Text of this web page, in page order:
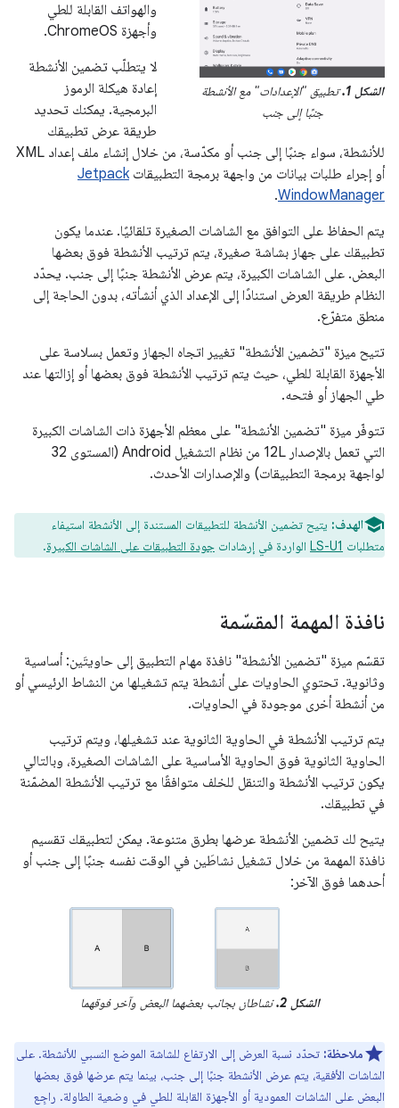
الشكل 1. تطبيق "الإعدادات" مع الأنشطة
جنبًا إلى جنب
والهواتف القابلة للطي
وأجهزة ChromeOS.
لا يتطلّب تضمين الأنشطة
إعادة هيكلة الرموز
البرمجية. يمكنك تحديد
طريقة عرض تطبيقك
للأنشطة، سواء جنبًا إلى جنب أو مكدّسة، من خلال إنشاء ملف إعداد XML
أو إجراء طلبات بيانات من واجهة برمجة التطبيقاتJetpack
WindowManager
.
يتم الحفاظ على التوافق مع الشاشات الصغيرة تلقائيًا. عندما يكون
تطبيقك على جهاز بشاشة صغيرة، يتم ترتيب الأنشطة فوق بعضها
البعض. على الشاشات الكبيرة، يتم عرض الأنشطة جنبًا إلى جنب. يحدّد
النظام طريقة العرض استنادًا إلى الإعداد الذي أنشأته، بدون الحاجة إلى
منطق متفرّع.
تتيح ميزة "تضمين الأنشطة" تغيير اتجاه الجهاز وتعمل بسلاسة على
الأجهزة القابلة للطي، حيث يتم ترتيب الأنشطة فوق بعضها أو إزالتها عند
طي الجهاز أو فتحه.
تتوفّر ميزة "تضمين الأنشطة" على معظم الأجهزة ذات الشاشات الكبيرة
التي تعمل بالإصدار 12L من نظام التشغيل Android (المستوى 32
لواجهة برمجة التطبيقات) والإصدارات الأحدث.
الهدف: يتيح تضمين الأنشطة للتطبيقات المستندة إلى الأنشطة استيفاء
متطلبات LS-U1 الواردة في إرشادات جودة التطبيقات على الشاشات الكبيرة.
نافذة المهمة المقسّمة
تقسّم ميزة "تضمين الأنشطة" نافذة مهام التطبيق إلى حاويتَين: أساسية
وثانوية. تحتوي الحاويات على أنشطة يتم تشغيلها من النشاط الرئيسي أو
من أنشطة أخرى موجودة في الحاويات.
يتم ترتيب الأنشطة في الحاوية الثانوية عند تشغيلها، ويتم ترتيب
الحاوية الثانوية فوق الحاوية الأساسية على الشاشات الصغيرة، وبالتالي
يكون ترتيب الأنشطة والتنقل للخلف متوافقًا مع ترتيب الأنشطة المضمّنة
في تطبيقك.
يتيح لك تضمين الأنشطة عرضها بطرق متنوعة. يمكن لتطبيقك تقسيم
نافذة المهمة من خلال تشغيل نشاطَين في الوقت نفسه جنبًا إلى جنب أو
أحدهما فوق الآخر:
الشكل 2. نشاطان بجانب بعضهما البعض وآخر فوقهما
ملاحظة: تحدّد نسبة العرض إلى الارتفاع للشاشة الموضع النسبي للأنشطة. على
الشاشات الأفقية، يتم عرض الأنشطة جنبًا إلى جنب، بينما يتم عرضها فوق بعضها
البعض على الشاشات العمودية أو الأجهزة القابلة للطي في وضعية الطاولة. راجِع